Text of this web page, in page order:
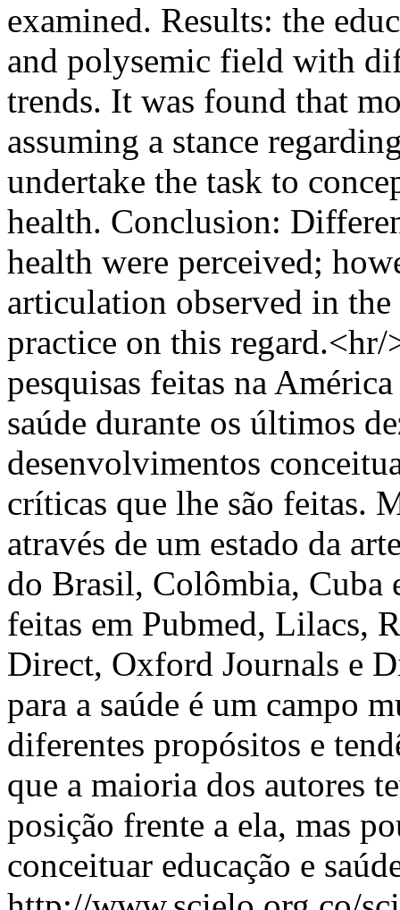
examined. Results: the
and polysemic field with
trends. It was found that
assuming a stance
undertake the task to
health. Conclusion:
health were perceived;
articulation observed in
practice on this
pesquisas feitas na
saúde durante os últimos
desenvolvimentos
críticas que lhe são feitas.
através de um estado da
do Brasil, Colômbia, Cuba
feitas em Pubmed, Lilacs,
Direct, Oxford Journals e
para a saúde é um campo
diferentes propósitos e
que a maioria dos autores
posição frente a ela, mas
conceituar educação e